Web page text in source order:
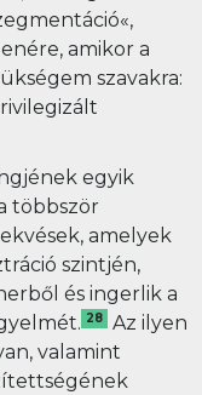
amikor a
szavakra:
egyik
többször
amelyek
szintjén,
és ingerlik a
28
Az ilyen
valamint